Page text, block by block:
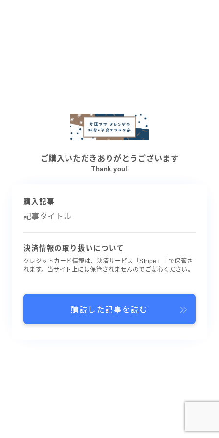
ご購入いただきありがとうございます
Thank you!
購入記事
記事タイトル
決済情報の取り扱いについて
クレジットカード情報は、決済サービス「Stripe」上で保管さ
れます。当サイト上には保管されませんのでご安心ください。
購読した記事を読む